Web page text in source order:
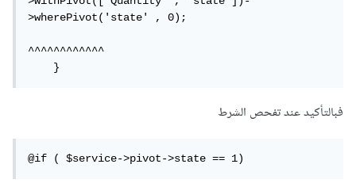
>wherePivot('state' , 0);
^^^^^^^^^^^^
    }
فبالتأكيد عند تفحص الشرط
@if ( $service->pivot->state == 1)